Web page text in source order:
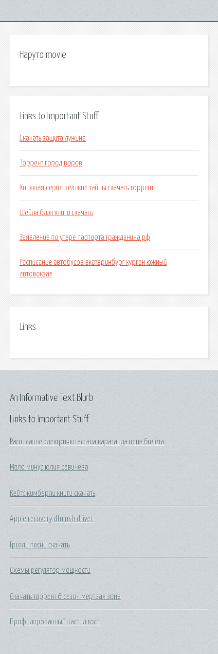
Наруто movie
Links to Important Stuff
Скачать защита лужина
Торрент город воров
Книжная серия великие тайны скачать торрент
Шейла блэк книги скачать
Заявление по утере паспорта гражданина рф
Расписание автобусов екатеринбург курган южный
автовокзал
Links
Links to Important Stuff
Расписание электрички астана караганда цена билета
Мало минус юлия савичева
Кейтс кимберли книги скачать
Apple recovery dfu usb driver
Гризли песни скачать
Схемы регулятор мощности
Скачать торрент 6 сезон мертвая зона
Профилированный настил гост
An Informative Text Blurb